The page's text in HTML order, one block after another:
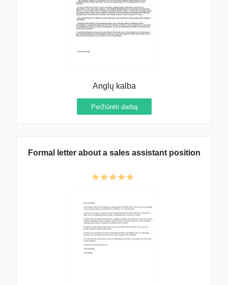
Anglų kalba
Peržiūrėti darbą
Formal letter about a sales assistant position